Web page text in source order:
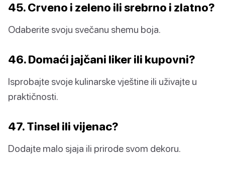
45. Crveno i zeleno ili srebrno i zlatno?
Odaberite svoju svečanu shemu boja.
46. Domaći jajčani liker ili kupovni?
Isprobajte svoje kulinarske vještine ili uživajte u
praktičnosti.
47. Tinsel ili vijenac?
Dodajte malo sjaja ili prirode svom dekoru.